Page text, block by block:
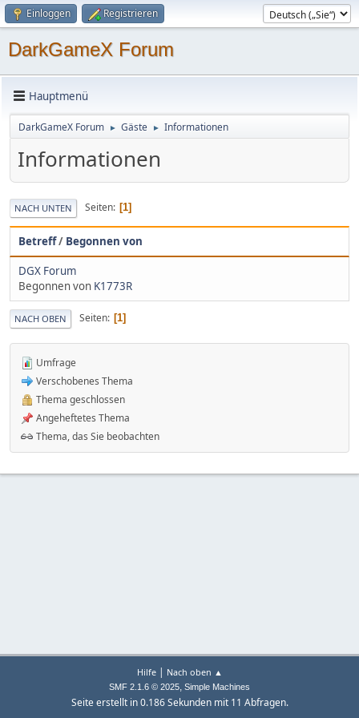
Einloggen Registrieren
DarkGameX Forum
Hauptmenü
DarkGameX Forum ► Gäste ► Informationen
Informationen
NACH UNTEN Seiten 1
Betreff/ Begonnen von
DGX Forum
Begonnen von K1773R
NACH OBEN Seiten 1
Umfrage
Verschobenes Thema
Thema geschlossen
Angeheftetes Thema
Thema, das Sie beobachten
Hilfe| Nach oben ▲
SMF 2.1.6 © 2025, Simple Machines
Seite erstellt in 0.186 Sekunden mit 11 Abfragen.